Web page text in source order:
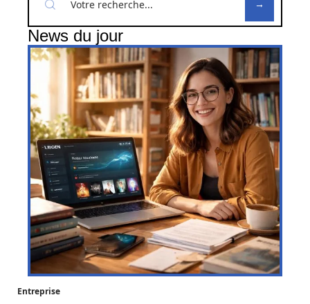
News du jour
Entreprise